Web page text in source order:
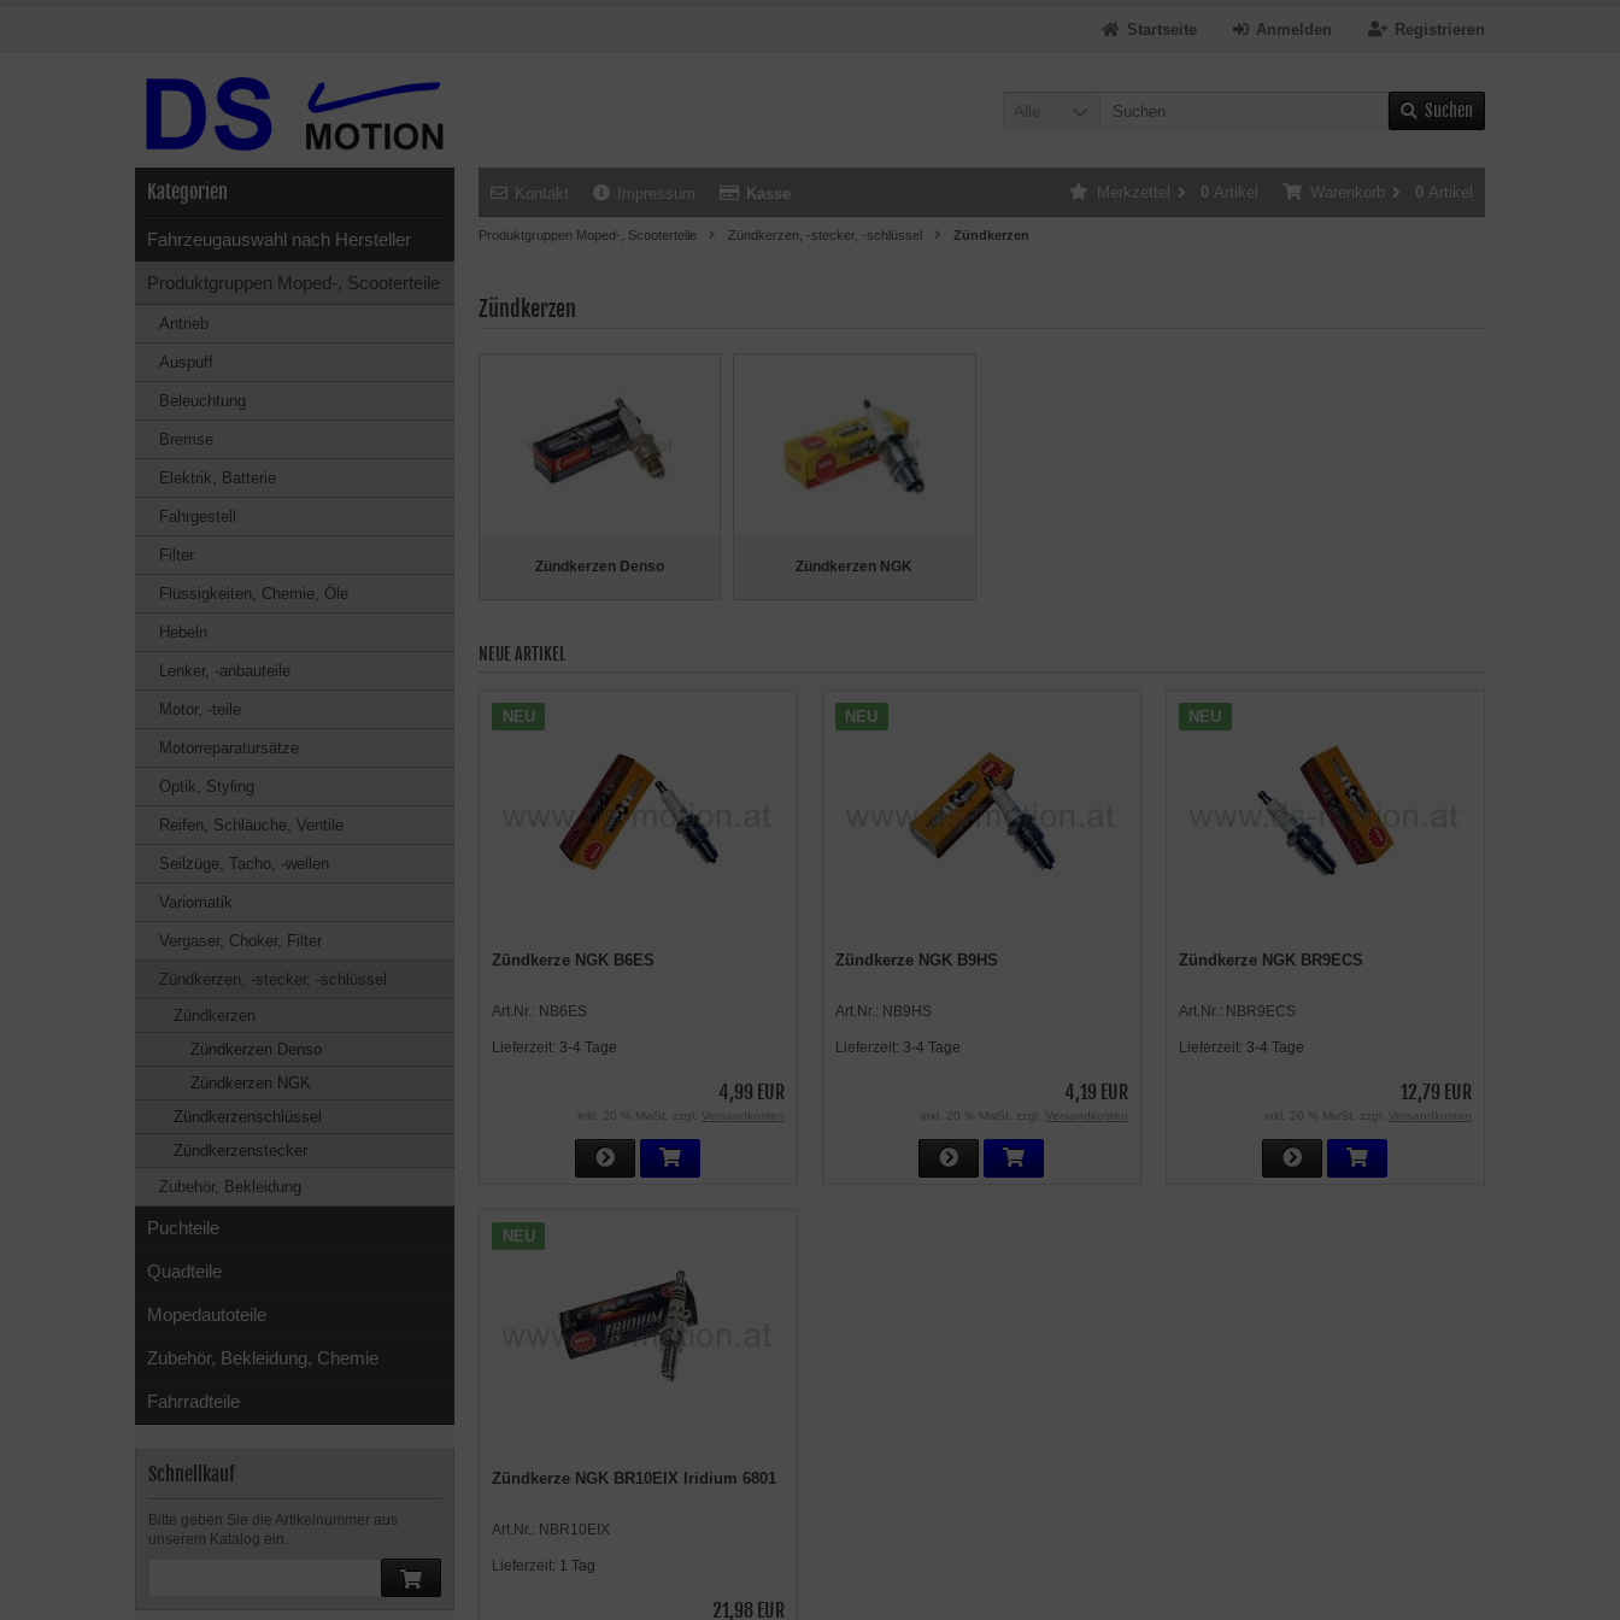
Registrieren
Anmelden
Startseite
Alle Suchen
Kontakt Impressum Kasse Warenkorb 0 Artikel
Merkzettel 0 Artikel
Produktgruppen Moped-, Scooterteile Zündkerzen, -stecker, -schlüssel Zündkerzen
Zündkerzen
Zündkerzen Denso Zündkerzen NGK
NEUE ARTIKEL
NEU
Zündkerze NGK B6ES
Art.Nr.: NB6ES
Lieferzeit: 3-4 Tage
4,99 EUR
inkl. 20 % MwSt. zzgl. Versandkosten
NEU
Zündkerze NGK B9HS
Art.Nr.: NB9HS
Lieferzeit: 3-4 Tage
4,19 EUR
inkl. 20 % MwSt. zzgl. Versandkosten
NEU
Zündkerze NGK BR9ECS
Art.Nr.: NBR9ECS
Lieferzeit: 3-4 Tage
12,79 EUR
inkl. 20 % MwSt. zzgl. Versandkosten
NEU
Zündkerze NGK BR10EIX Iridium 6801
Art.Nr.: NBR10EIX
Lieferzeit: 1 Tag
21,98 EUR
Kategorien
Fahrzeugauswahl nach Hersteller
Produktgruppen Moped-, Scooterteile
Antrieb
Auspuff
Beleuchtung
Bremse
Elektrik, Batterie
Fahrgestell
Filter
Flüssigkeiten, Chemie, Öle
Hebeln
Lenker, -anbauteile
Motor, -teile
Motorreparatursätze
Optik, Styling
Reifen, Schläuche, Ventile
Seilzüge, Tacho, -wellen
Variomatik
Vergaser, Choker, Filter
Zündkerzen, -stecker, -schlüssel
Zündkerzen
Zündkerzen Denso
Zündkerzen NGK
Zündkerzenschlüssel
Zündkerzenstecker
Zubehör, Bekleidung
Puchteile
Quadteile
Mopedautoteile
Zubehör, Bekleidung, Chemie
Fahrradteile
Schnellkauf
Bitte geben Sie die Artikelnummer aus
unserem Katalog ein.